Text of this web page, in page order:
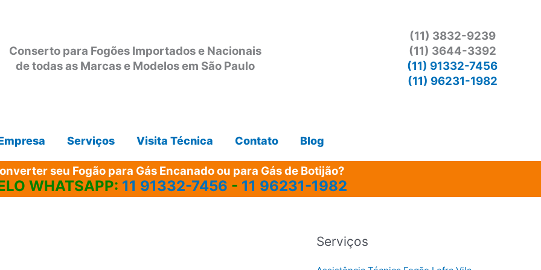
Conserto para Fogões Importados e Nacionais
de todas as Marcas e Modelos em São Paulo
(11) 3832-9239
(11) 3644-3392
(11) 91332-7456
(11) 96231-1982
Serviços Visita Técnica Contato Blog
seu Fogão para Gás Encanado ou para Gás de Botijão?
WHATSAPP: 11 91332-7456 - 11 96231-1982
Serviços